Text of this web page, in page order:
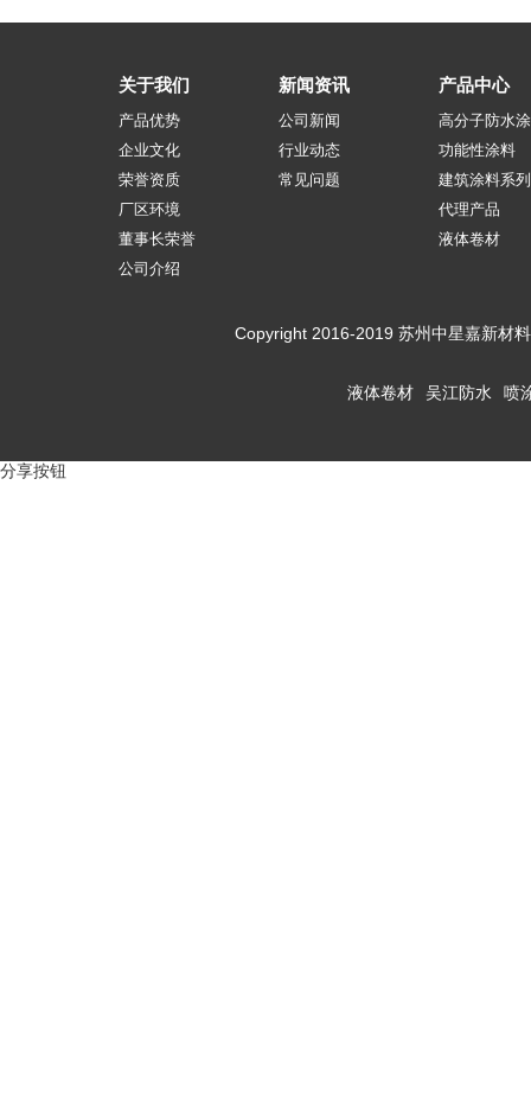
关于我们
产品优势
企业文化
荣誉资质
厂区环境
董事长荣誉
公司介绍
新闻资讯
公司新闻
行业动态
常见问题
产品中心
高分子防水
功能性涂料
建筑涂料系列
代理产品
液体卷材
Copyright 2016-2019 苏州中星嘉新材
液体卷材 吴江防水 喷
分享按钮